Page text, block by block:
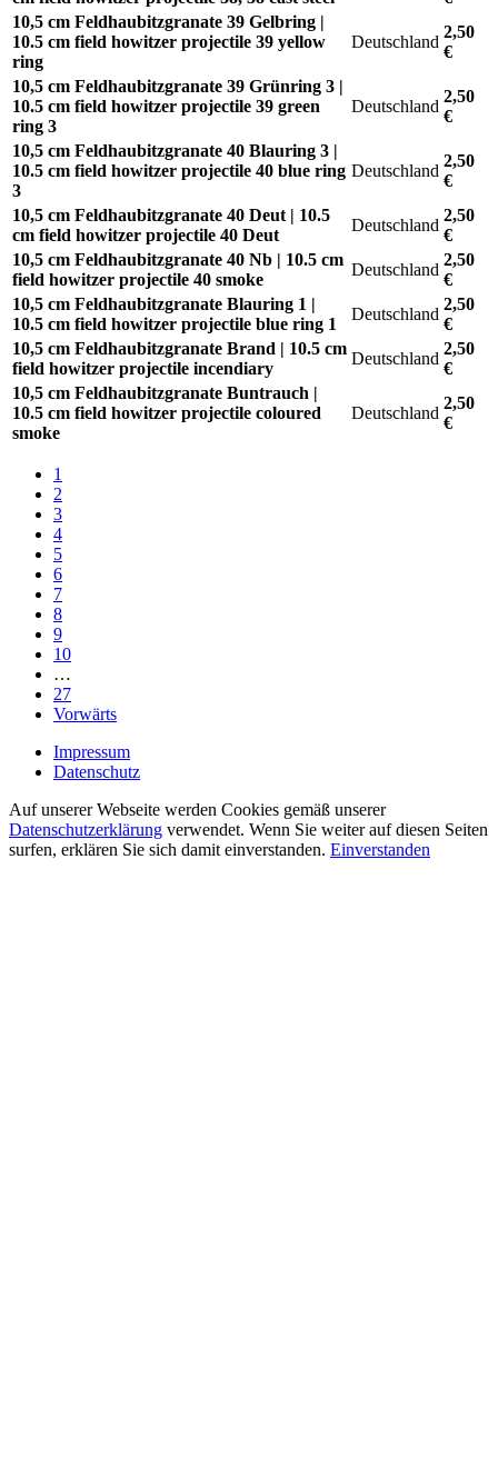
10,5 cm Feldhaubitzgranate 39 Gelbring |
10.5 cm field howitzer projectile 39 yellow
ring
Deutschland
2,50
€
10,5 cm Feldhaubitzgranate 39 Grünring 3 |
10.5 cm field howitzer projectile 39 green
ring 3
Deutschland
2,50
€
10,5 cm Feldhaubitzgranate 40 Blauring 3 |
10.5 cm field howitzer projectile 40 blue ring
3
Deutschland
2,50
€
10,5 cm Feldhaubitzgranate 40 Deut | 10.5
cm field howitzer projectile 40 Deut
Deutschland
2,50
€
10,5 cm Feldhaubitzgranate 40 Nb | 10.5 cm
field howitzer projectile 40 smoke
Deutschland
2,50
€
10,5 cm Feldhaubitzgranate Blauring 1 |
10.5 cm field howitzer projectile blue ring 1
Deutschland
2,50
€
10,5 cm Feldhaubitzgranate Brand | 10.5 cm
field howitzer projectile incendiary
Deutschland
2,50
€
10,5 cm Feldhaubitzgranate Buntrauch |
10.5 cm field howitzer projectile coloured
smoke
Deutschland
2,50
€
1
2
3
4
5
6
7
8
9
10
…
27
Vorwärts
Impressum
Datenschutz
Auf unserer Webseite werden Cookies gemäß unserer
Datenschutzerklärung verwendet. Wenn Sie weiter auf diesen Seiten
surfen, erklären Sie sich damit einverstanden. Einverstanden